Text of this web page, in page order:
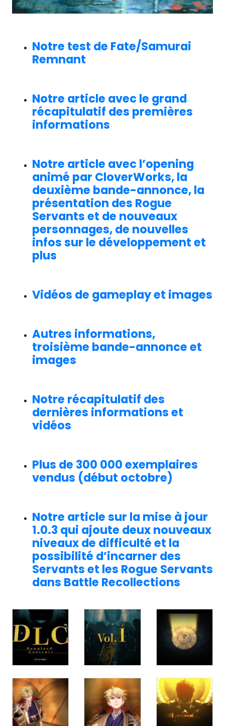
Notre test de Fate/Samurai
Remnant
Notre article avec le grand
récapitulatif des premières
informations
Notre article avec l’opening
animé par CloverWorks, la
deuxième bande-annonce, la
présentation des Rogue
Servants et de nouveaux
personnages, de nouvelles
infos sur le développement et
plus
Vidéos de gameplay et images
Autres informations,
troisième bande-annonce et
images
Notre récapitulatif des
dernières informations et
vidéos
Plus de 300 000 exemplaires
vendus (début octobre)
Notre article sur la mise à jour
1.0.3 qui ajoute deux nouveaux
niveaux de difficulté et la
possibilité d’incarner des
Servants et les Rogue Servants
dans Battle Recollections